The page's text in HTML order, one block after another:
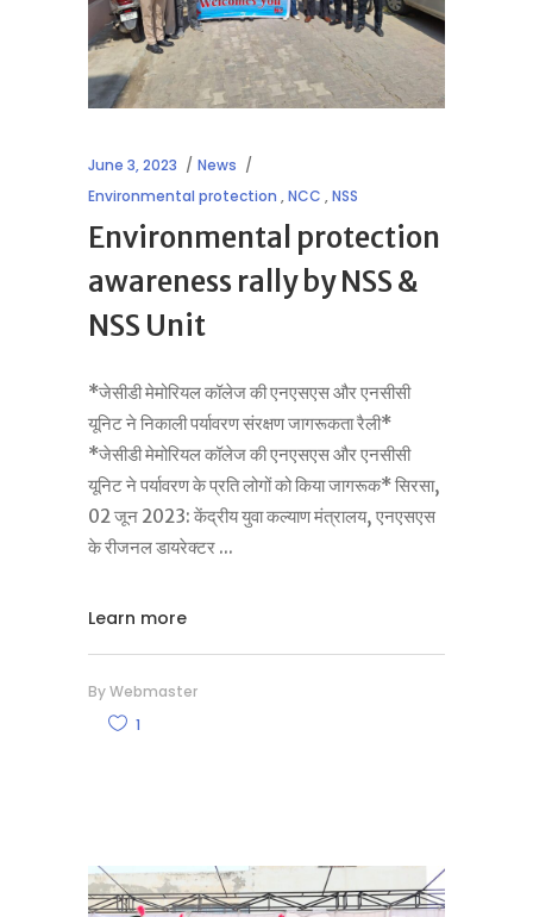
June 3, 2023
News
Environmental protection ,NCC ,NSS
Environmental protection
awareness rally by NSS &
NSS Unit
*जेसीडी मेमोरियल कॉलेज की एनएसएस और एनसीसी
यूनिट ने निकाली पर्यावरण संरक्षण जागरूकता रैली*
*जेसीडी मेमोरियल कॉलेज की एनएसएस और एनसीसी
यूनिट ने पर्यावरण के प्रति लोगों को किया जागरूक* सिरसा,
02 जून 2023: केंद्रीय युवा कल्याण मंत्रालय, एनएसएस
के रीजनल डायरेक्टर
Learn more
ByWebmaster
1